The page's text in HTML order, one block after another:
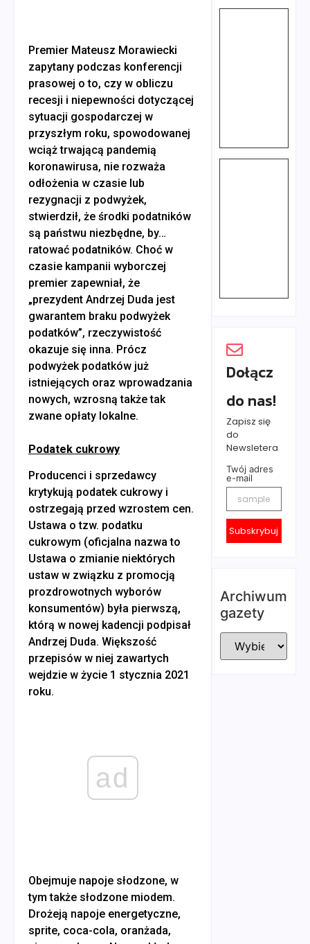
Premier Mateusz Morawiecki
zapytany podczas konferencji
prasowej o to, czy w obliczu
recesji i niepewności dotyczącej
sytuacji gospodarczej w
przyszłym roku, spowodowanej
wciąż trwającą pandemią
koronawirusa, nie rozważa
odłożenia w czasie lub
rezygnacji z podwyżek,
stwierdził, że środki podatników
są państwu niezbędne, by…
ratować podatników. Choć w
czasie kampanii wyborczej
premier zapewniał, że
„prezydent Andrzej Duda jest
gwarantem braku podwyżek
podatków”, rzeczywistość
okazuje się inna. Prócz
podwyżek podatków już
istniejących oraz wprowadzania
nowych, wzrosną także tak
zwane opłaty lokalne.
Podatek cukrowy
Producenci i sprzedawcy
krytykują podatek cukrowy i
ostrzegają przed wzrostem cen.
Ustawa o tzw. podatku
cukrowym (oficjalna nazwa to
Ustawa o zmianie niektórych
ustaw w związku z promocją
prozdrowotnych wyborów
konsumentów) była pierwszą,
którą w nowej kadencji podpisał
Andrzej Duda. Większość
przepisów w niej zawartych
wejdzie w życie 1 stycznia 2021
roku.
ad
Obejmuje napoje słodzone, w
tym także słodzone miodem.
Drożeją napoje energetyczne,
sprite, coca-cola, oranżada,
Dołącz
do nas!
Zapisz się
do
Newsletera
Twój adres
e-mail
Subskrybuj
Archiwum
gazety